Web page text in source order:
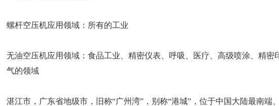
螺杆空压机应用领域：所有的工业
无油空压机应用领域：食品工业、精密仪表、呼吸、医疗、高级喷涂、精
气的领域
湛江市，广东省地级市，旧称“广州湾”，别称“港城”，位于中国大陆最南